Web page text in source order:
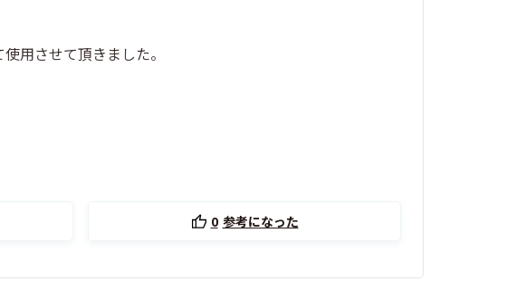
用させて頂きました。
0 参考になった